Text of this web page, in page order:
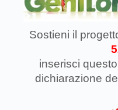
Sostieni il
inserisci
dichiarazione